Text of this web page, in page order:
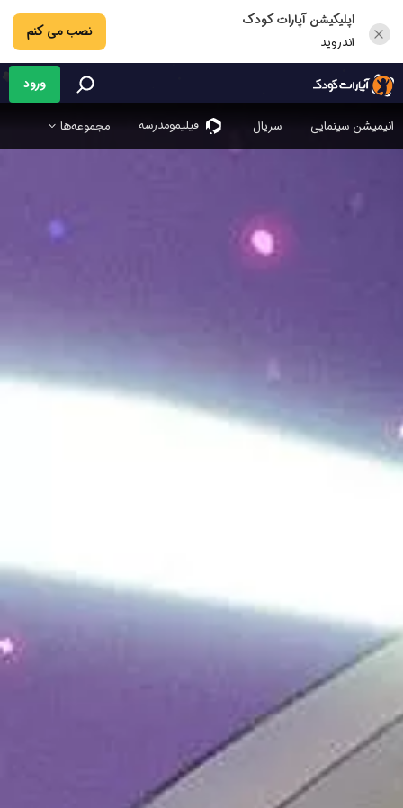
اپلیکیشن آپارات کودک
اندروید
نصب می کنم
انیمیشن سینمایی سریال فیلیمو‌مدرسه مجموعه‌ها
ورود